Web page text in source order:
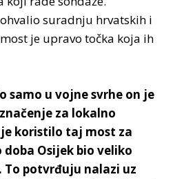
suradnju hrvatskih i
je upravo točka koja ih
samo u vojne svrhe on je
za lokalno
koristilo taj most za
Osijek bio veliko
potvrđuju nalazi uz